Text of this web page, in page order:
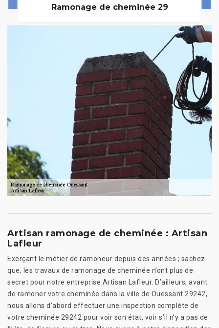
Ramonage de cheminée 29
Artisan ramonage de cheminée : Artisan
Lafleur
Exerçant le métier de ramoneur depuis des années ; sachez
que, les travaux de ramonage de cheminée n’ont plus de
secret pour notre entreprise Artisan Lafleur. D’ailleurs, avant
de ramoner votre cheminée dans la ville de Ouessant 29242,
nous allons d’abord effectuer une inspection complète de
votre cheminée 29242 pour voir son état, voir s’il n’y a pas de